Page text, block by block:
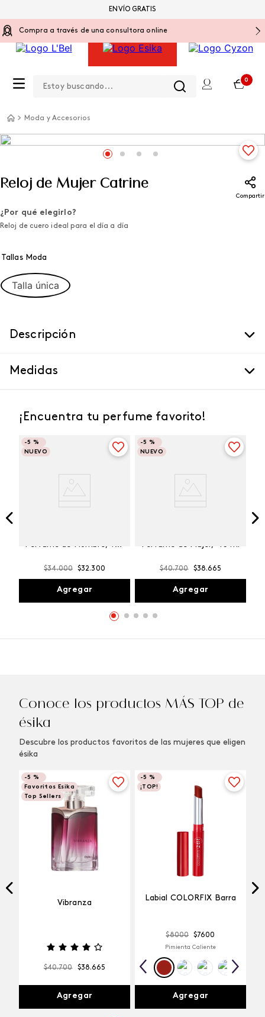
Compra a través de una consultora online
0
ENVÍO GRATIS
Moda y Accesorios
Reloj de Mujer Catrine
Compartir
¿Por qué elegirlo?
Reloj de cuero ideal para el día a día
Tallas Moda
Talla única
Descripción
Medidas
¡Encuentra tu perfume favorito!
-5 %
NUEVO
Perfume de Hombre, 100
$34.000 $32.300
Agregar
-5 %
NUEVO
Perfume de Mujer, 45 ml
$40.700 $38.665
Agregar
Conoce los productos MÁS TOP de
ésika
Descubre los productos favoritos de las mujeres que eligen
ésika
-5 %
Favoritos Esika
Top Sellers
Vibranza
$40.700 $38.665
Agregar
-5 %
¡TOP!
Labial COLORFIX Barra
$8000 $7600
Pimienta Caliente
Agregar